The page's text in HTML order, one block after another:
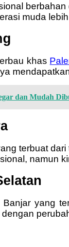
muda
khas
dan Mudah
terbuat
namun
yang